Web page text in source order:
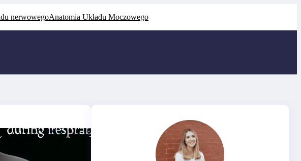
nerwowegoAnatomia Układu Moczowego